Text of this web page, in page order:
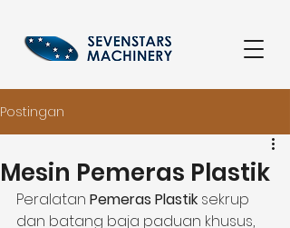
Postingan
Mesin Pemeras Plastik
Peralatan Pemeras Plastik sekrup
dan batang baja paduan khusus,